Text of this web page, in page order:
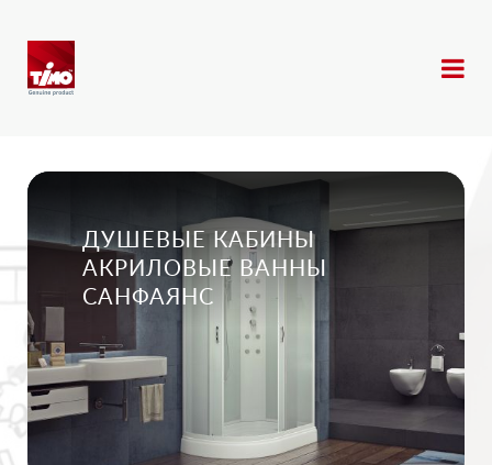
ДУШЕВЫЕ КАБИНЫ
АКРИЛОВЫЕ ВАННЫ
САНФАЯНС